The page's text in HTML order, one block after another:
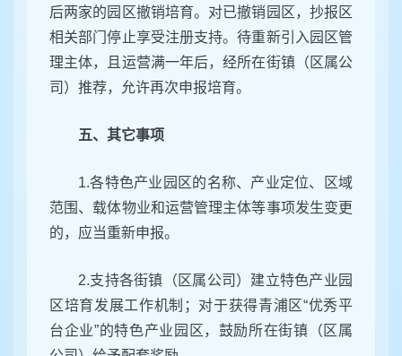
后两家的园区撤销培育。对已撤销园区，抄报区
相关部门停止享受注册支持。待重新引入园区管
理主体，且运营满一年后，经所在街镇（区属公
司）推荐，允许再次申报培育。
五、其它事项
1.各特色产业园区的名称、产业定位、区域
范围、载体物业和运营管理主体等事项发生变更
的，应当重新申报。
2.支持各街镇（区属公司）建立特色产业园
区培育发展工作机制；对于获得青浦区“优秀平
台企业”的特色产业园区，鼓励所在街镇（区属